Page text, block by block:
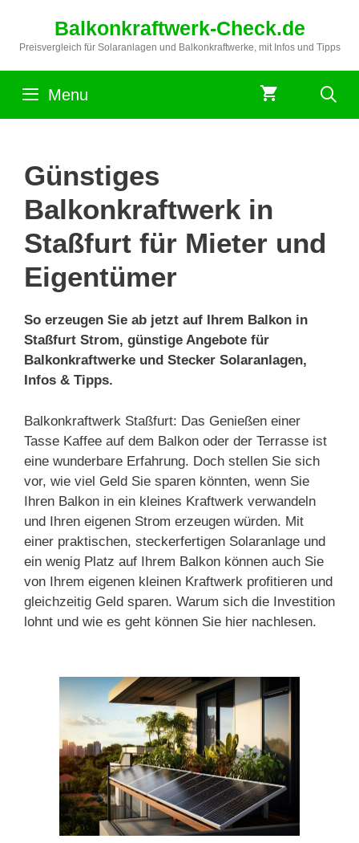
springen
Balkonkraftwerk-Check.de
Preisvergleich für Solaranlagen und Balkonkraftwerke, mit Infos und Tipps
Menu
Günstiges
Balkonkraftwerk in
Staßfurt für Mieter und
Eigentümer
So erzeugen Sie ab jetzt auf Ihrem Balkon in
Staßfurt Strom, günstige Angebote für
Balkonkraftwerke und Stecker Solaranlagen,
Infos & Tipps.
Balkonkraftwerk Staßfurt: Das Genießen einer
Tasse Kaffee auf dem Balkon oder der Terrasse ist
eine wunderbare Erfahrung. Doch stellen Sie sich
vor, wie viel Geld Sie sparen könnten, wenn Sie
Ihren Balkon in ein kleines Kraftwerk verwandeln
und Ihren eigenen Strom erzeugen würden. Mit
einer praktischen, steckerfertigen Solaranlage und
ein wenig Platz auf Ihrem Balkon können auch Sie
von Ihrem eigenen kleinen Kraftwerk profitieren und
gleichzeitig Geld sparen. Warum sich die Investition
lohnt und wie es geht können Sie hier nachlesen.